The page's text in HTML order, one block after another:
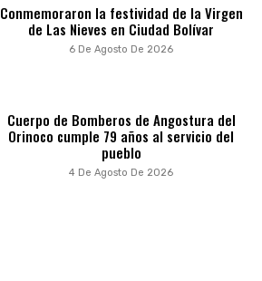
Conmemoraron la festividad de la Virgen
de Las Nieves en Ciudad Bolívar
6 De Agosto De 2026
Cuerpo de Bomberos de Angostura del
Orinoco cumple 79 años al servicio del
pueblo
4 De Agosto De 2026